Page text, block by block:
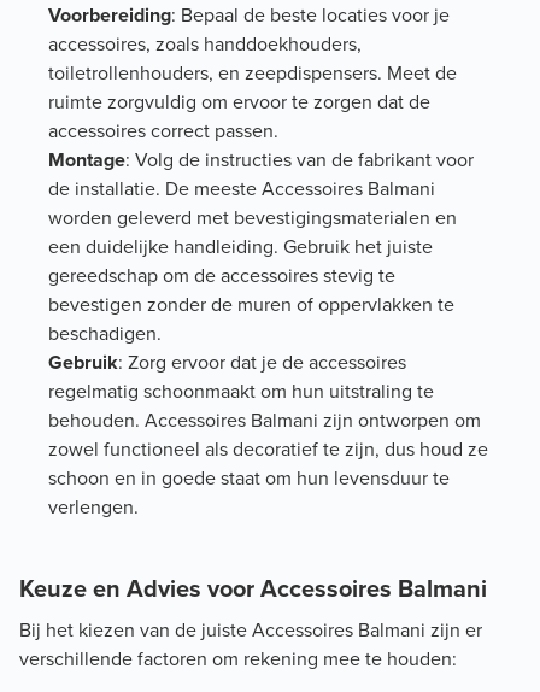
Voorbereiding: Bepaal de beste locaties voor je
accessoires, zoals handdoekhouders,
toiletrollenhouders, en zeepdispensers. Meet de
ruimte zorgvuldig om ervoor te zorgen dat de
accessoires correct passen.
Montage: Volg de instructies van de fabrikant voor
de installatie. De meeste Accessoires Balmani
worden geleverd met bevestigingsmaterialen en
een duidelijke handleiding. Gebruik het juiste
gereedschap om de accessoires stevig te
bevestigen zonder de muren of oppervlakken te
beschadigen.
Gebruik: Zorg ervoor dat je de accessoires
regelmatig schoonmaakt om hun uitstraling te
behouden. Accessoires Balmani zijn ontworpen om
zowel functioneel als decoratief te zijn, dus houd ze
schoon en in goede staat om hun levensduur te
verlengen.
Keuze en Advies voor Accessoires Balmani
Bij het kiezen van de juiste Accessoires Balmani zijn er
verschillende factoren om rekening mee te houden: